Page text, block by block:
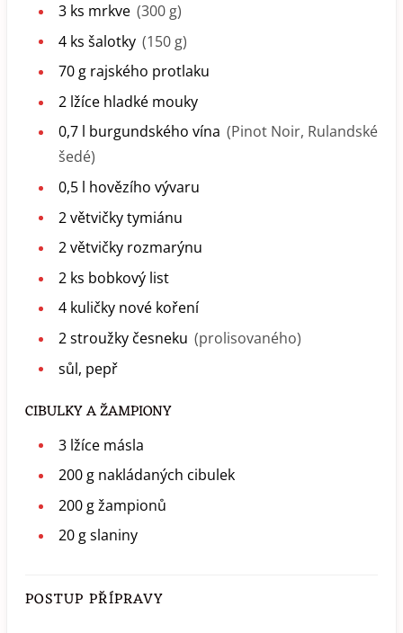
3 ks mrkve (300 g)
4 ks šalotky (150 g)
70 g rajského protlaku
2 lžíce hladké mouky
0,7 l burgundského vína (Pinot Noir, Rulandské
šedé)
0,5 l hovězího vývaru
2větvičkytymiánu
2větvičky rozmarýnu
2 ks bobkový list
4 kuličky nové koření
2stroužky česneku (prolisovaného)
sůl, pepř
CIBULKY A ŽAMPIONY
3 lžíce másla
200 g nakládaných cibulek
200 gžampionů
20 gslaniny
POSTUP PŘÍPRAVY